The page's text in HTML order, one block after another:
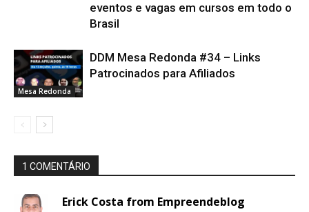
eventos e vagas em cursos em todo o
Brasil
Mesa Redonda
DDM Mesa Redonda #34 – Links
Patrocinados para Afiliados
1 COMENTÁRIO
Erick Costa from Empreendeblog